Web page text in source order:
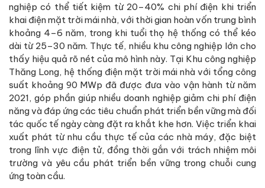
nghiệp có thể tiết kiệm từ 20–40% chi phí điện khi triển
khai điện mặt trời mái nhà, với thời gian hoàn vốn trung bình
khoảng 4–6 năm, trong khi tuổi thọ hệ thống có thể kéo
dài từ 25–30 năm. Thực tế, nhiều khu công nghiệp lớn cho
thấy hiệu quả rõ nét của mô hình này. Tại Khu công nghiệp
Thăng Long, hệ thống điện mặt trời mái nhà với tổng công
suất khoảng 90 MWp đã được đưa vào vận hành từ năm
2021, góp phần giúp nhiều doanh nghiệp giảm chi phí điện
năng và đáp ứng các tiêu chuẩn phát triển bền vững mà đối
tác quốc tế ngày càng đặt ra khắt khe hơn. Việc triển khai
xuất phát từ nhu cầu thực tế của các nhà máy, đặc biệt
trong lĩnh vực điện tử, đồng thời gắn với trách nhiệm môi
trường và yêu cầu phát triển bền vững trong chuỗi cung
ứng toàn cầu.